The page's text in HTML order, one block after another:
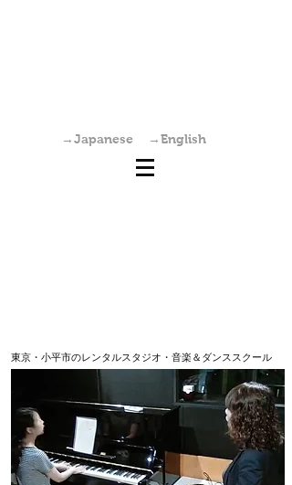
→Japanese →English
東京・小平市のレンタルスタジオ・音楽＆ダンススクール